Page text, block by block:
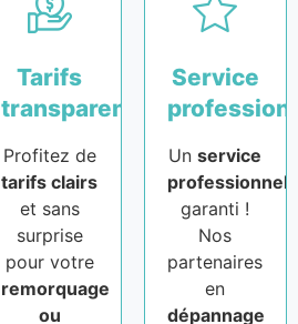
Tarifs
transparents
Profitez de
tarifs clairs
et sans
surprise
pour votre
remorquage
ou
Service
Unservice
professionnel
garanti !
Nos
partenaires
en
dépannage